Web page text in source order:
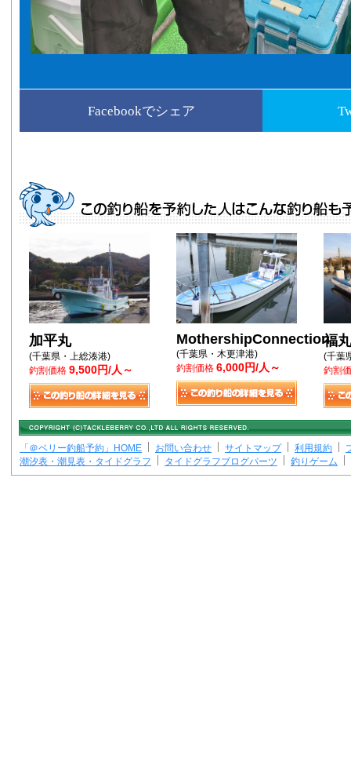
Facebookでシェア
加平丸
(千葉県・上総湊港)
釣割価格 9,500円/人～
MothershipConnection
(千葉県・木更津港)
釣割価格 6,000円/人～
福丸
(千葉
釣割
「＠ベリー釣船予約」HOME お問い合わせ サイトマップ 利用規約
潮汐表・潮見表・タイドグラフ
タイドグラフブログパーツ 釣りゲーム